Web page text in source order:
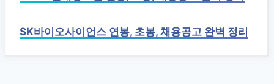
SK바이오사이언스 연봉, 초봉, 채용공고 완벽 정리